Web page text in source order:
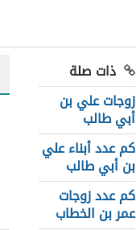
ذات صلة
زوجات علي بن
أبي طالب
كم عدد أبناء علي
بن أبي طالب
كم عدد زوجات
عمر بن الخطاب